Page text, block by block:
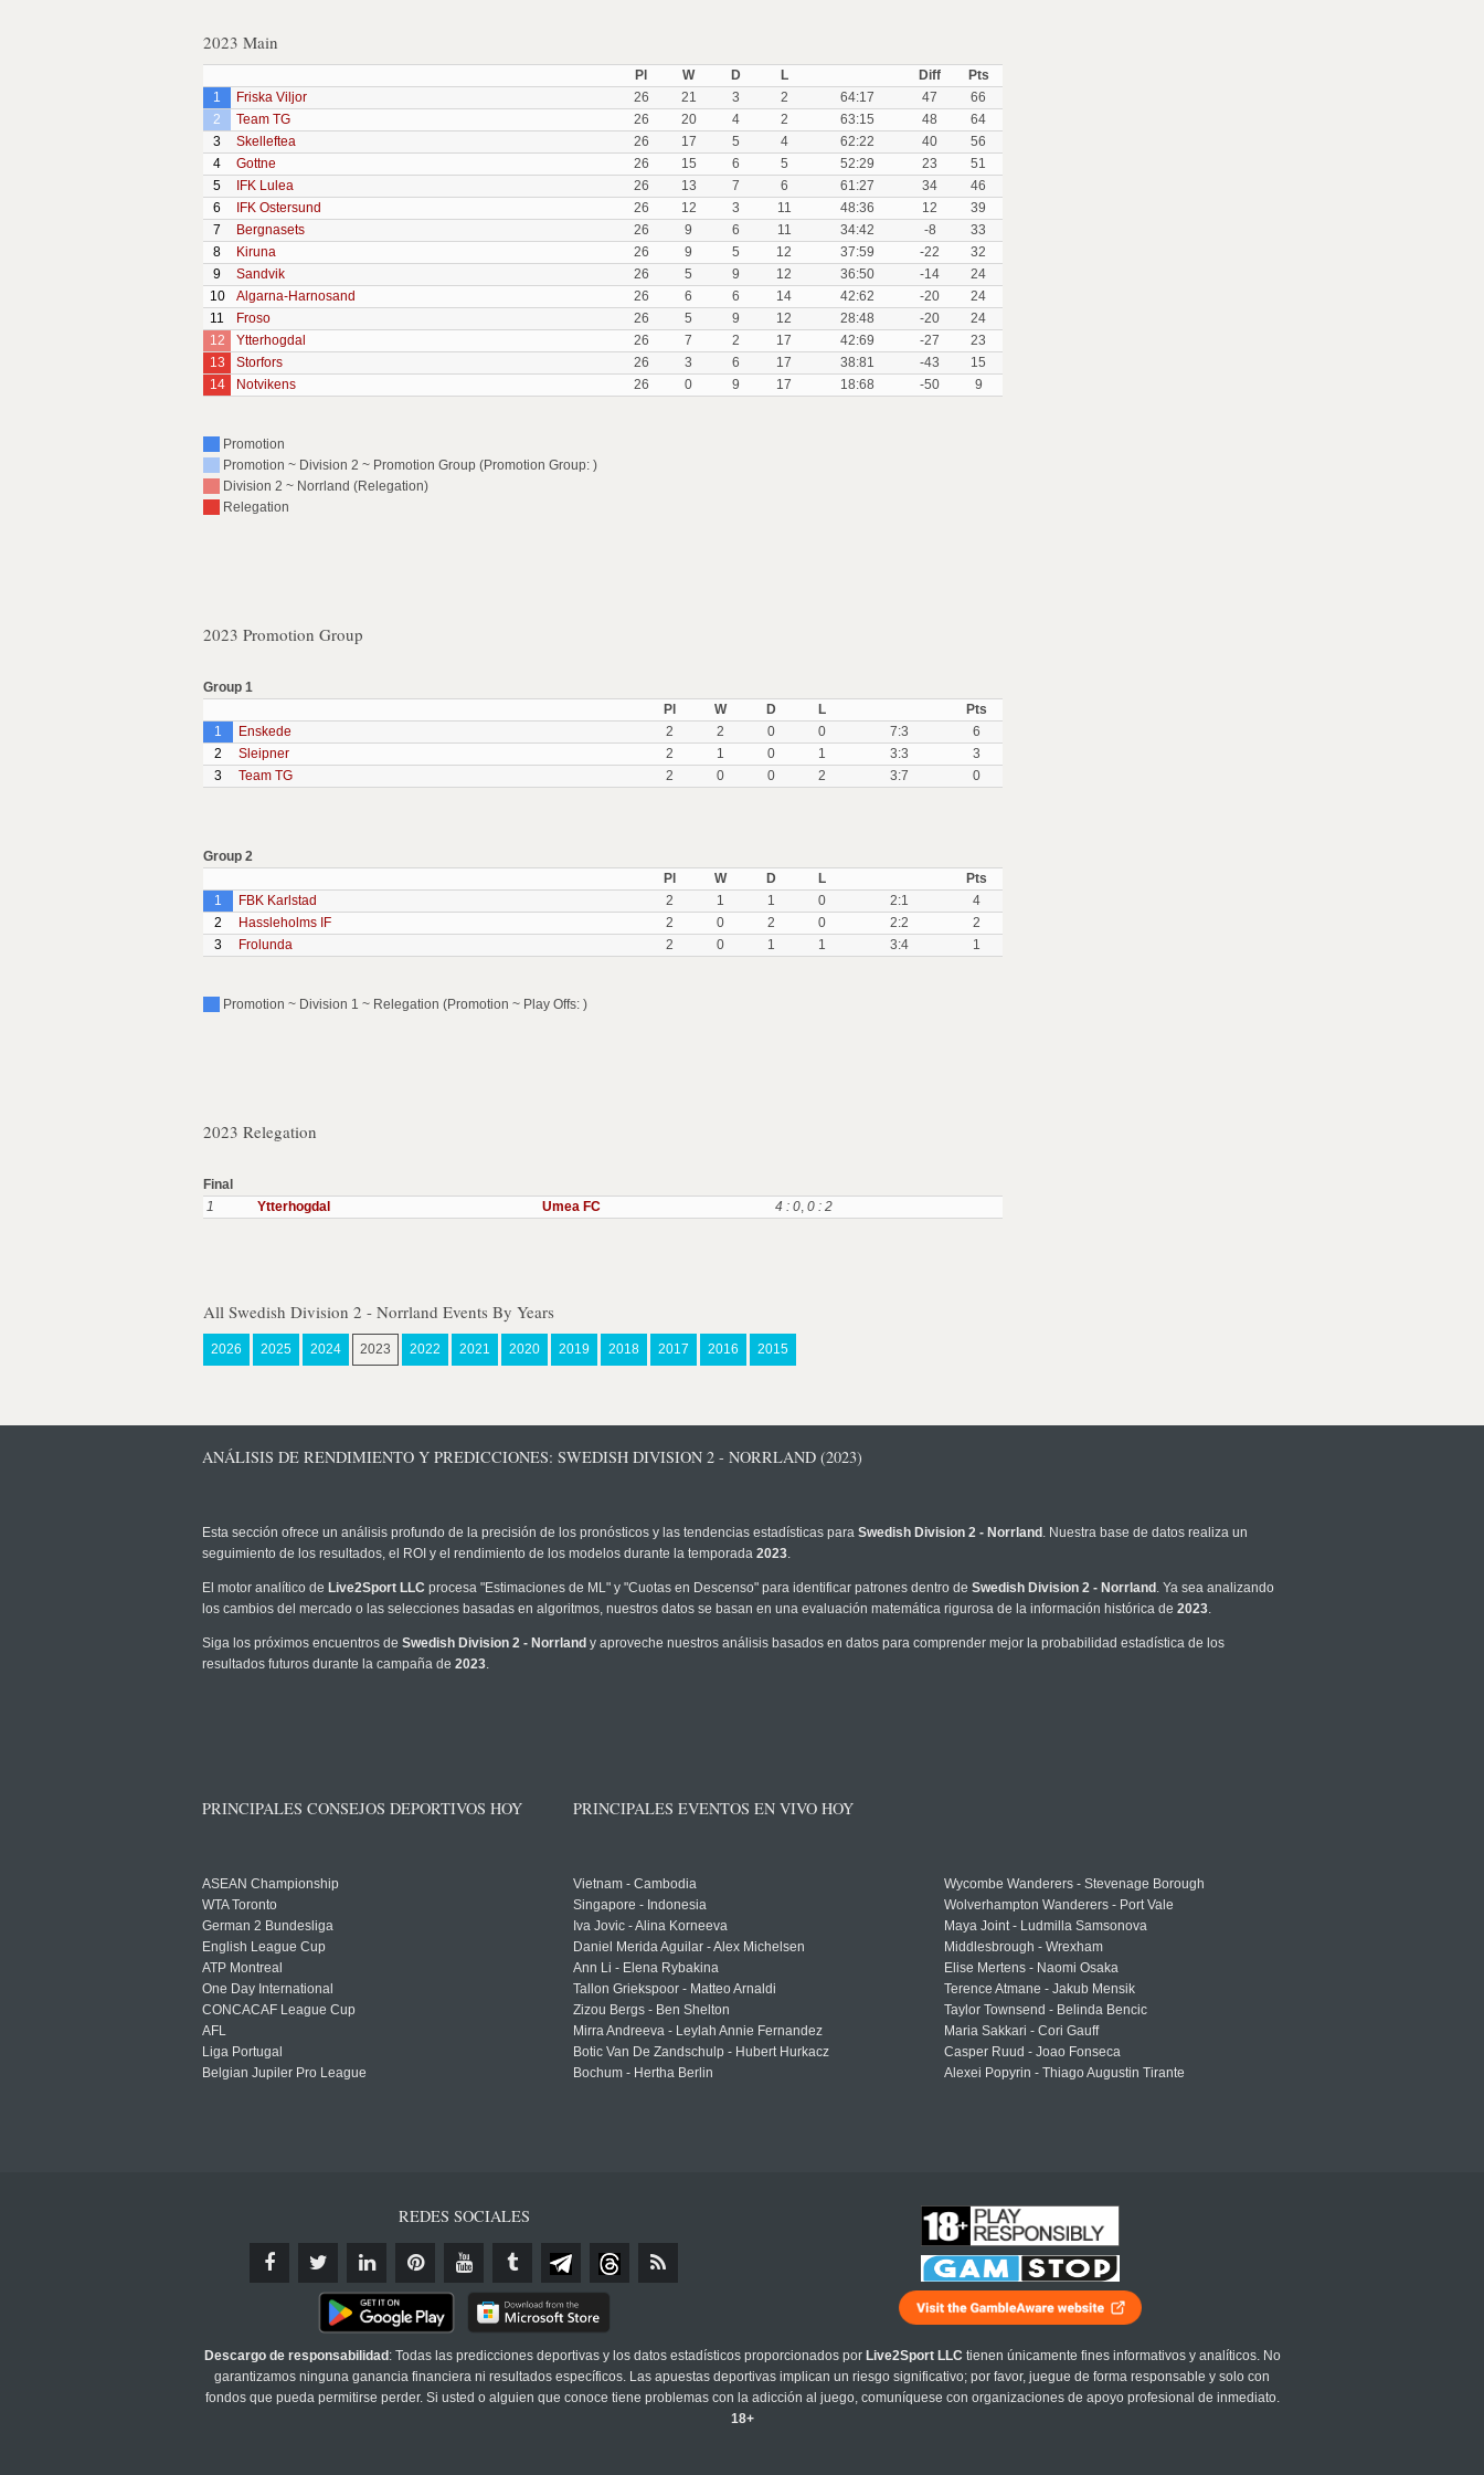
2023 Main
Pl W D L Diff
Pts
1
Friska Viljor 26 21 3 2 64:17 47
66
2
Team TG 26 20 4 2 63:15 48
64
3
Skelleftea 26 17 5 4 62:22 40
56
4
Gottne 26 15 6 5 52:29 23
51
5
IFK Lulea 26 13 7 6 61:27 34
46
6
IFK Ostersund 26 12 3 11 48:36 12
39
7
Bergnasets 26 9 6 11 34:42 -8
33
8
Kiruna 26 9 5 12 37:59 -22
32
9
Sandvik 26 5 9 12 36:50 -14
24
10
Algarna-Harnosand 26 6 6 14 42:62 -20
24
11
Froso 26 5 9 12 28:48 -20
24
12
Ytterhogdal 26 7 2 17 42:69 -27
23
13
Storfors 26 3 6 17 38:81 -43
15
14
Notvikens 26 0 9 17 18:68 -50 9
Promotion
Promotion ~ Division 2 ~ Promotion Group (Promotion Group: )
Division 2 ~ Norrland (Relegation)
Relegation
2023 Promotion Group
Group 1
Pl
W D L
Pts
1
Enskede 2 2 0 0 7:3
6
2
Sleipner 2 1 0 1 3:3
3
3
Team TG 2 0 0 2 3:7 0
Group 2
Pl
W D L
Pts
1
FBK Karlstad 2 1 1 0 2:1
4
2
Hassleholms IF 2 0 2 0 2:2
2
3
Frolunda 2 0 1 1 3:4 1
Promotion ~ Division 1 ~ Relegation (Promotion ~ Play Offs: )
2023 Relegation
Final
1
Ytterhogdal Umea FC 4 : 0, 0 : 2
All Swedish Division 2 - Norrland Events By Years
2026 2025 2024 2023 2022 2021 2020 2019 2018 2017 2016 2015
ANÁLISIS DE RENDIMIENTO Y PREDICCIONES: SWEDISH DIVISION 2 - NORRLAND (2023)
Esta sección ofrece un análisis profundo de la precisión de los pronósticos y las tendencias estadísticas para Swedish Division 2 - Norrland . Nuestra base de datos realiza un
seguimiento de los resultados, el ROI y el rendimiento de los modelos durante la temporada 2023.
El motor analítico de Live2Sport LLC procesa "Estimaciones de ML" y "Cuotas en Descenso" para identificar patrones dentro de Swedish Division 2 - Norrland . Ya sea analizando
los cambios del mercado o las selecciones basadas en algoritmos, nuestros datos se basan en una evaluación matemática rigurosa de la información histórica de 2023.
Siga los próximos encuentros de Swedish Division 2 - Norrland y aproveche nuestros análisis basados en datos para comprender mejor la probabilidad estadística de los
resultados futuros durante la campaña de 2023.
PRINCIPALES CONSEJOS DEPORTIVOS HOY
ASEAN Championship
WTA Toronto
German 2 Bundesliga
English League Cup
ATP Montreal
One Day International
CONCACAF League Cup
AFL
Liga Portugal
Belgian Jupiler Pro League
PRINCIPALES EVENTOS EN VIVO HOY
Vietnam - Cambodia
Singapore - Indonesia
Iva Jovic - Alina Korneeva
Daniel Merida Aguilar - Alex Michelsen
Ann Li - Elena Rybakina
Tallon Griekspoor - Matteo Arnaldi
Zizou Bergs - Ben Shelton
Mirra Andreeva - Leylah Annie Fernandez
Botic Van De Zandschulp - Hubert Hurkacz
Bochum - Hertha Berlin
Wycombe Wanderers - Stevenage Borough
Wolverhampton Wanderers - Port Vale
Maya Joint - Ludmilla Samsonova
Middlesbrough - Wrexham
Elise Mertens - Naomi Osaka
Terence Atmane - Jakub Mensik
Taylor Townsend - Belinda Bencic
Maria Sakkari - Cori Gauff
Casper Ruud - Joao Fonseca
Alexei Popyrin - Thiago Augustin Tirante
REDES SOCIALES
Descargo de responsabilidad : Todas las predicciones deportivas y los datos estadísticos proporcionados por Live2Sport LLC tienen únicamente fines informativos y analíticos. No
garantizamos ninguna ganancia financiera ni resultados específicos. Las apuestas deportivas implican un riesgo significativo; por favor, juegue de forma responsable y solo con
fondos que pueda permitirse perder. Si usted o alguien que conoce tiene problemas con la adicción al juego, comuníquese con organizaciones de apoyo profesional de inmediato.
18+